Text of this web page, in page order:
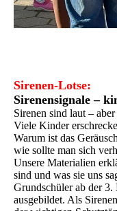
Sirenen-Lotse:
Sirenensignale –
Sirenen sind laut –
Viele Kinder
Warum ist das
wie sollte man sich
Unsere Materialien
sind und was sie uns
Grundschüler ab der 3.
ausgebildet. Als